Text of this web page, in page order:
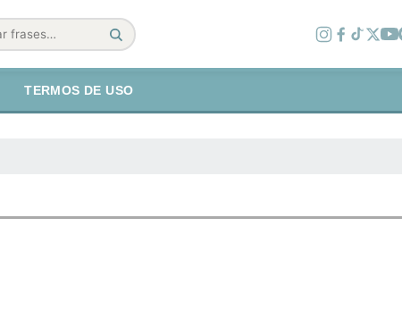
TERMOS DE USO